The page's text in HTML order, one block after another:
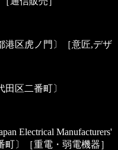
港区虎ノ門〕［意匠,デザ
田区二番町〕
Electrical Manufacturers'
町〕［重電・弱電機器］